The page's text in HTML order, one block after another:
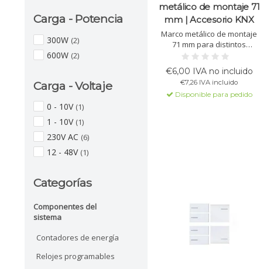
Carga - Potencia
300W (2)
600W (2)
Carga - Voltaje
0 - 10V (1)
1 - 10V (1)
230V AC (6)
12 - 48V (1)
Categorías
Componentes del
sistema
Contadores de energía
Relojes programables
metálico de montaje 71
mm | Accesorio KNX
Marco metálico de montaje
71 mm para distintos
interruptores KNX, incluida la
instalación estable y precisa
en cajas de 2 módulos.
€6,00 IVA no incluido
€7,26 IVA incluido
Disponible para pedido